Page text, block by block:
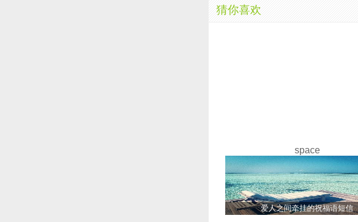
猜你喜欢
space
爱人之间牵挂的祝福语短信